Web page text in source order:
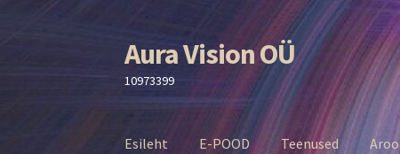
Liigu
navigeerimisele
Liigu
sisu
juurde
Aura Vision OÜ
10973399
Esileht E-POOD Teenused